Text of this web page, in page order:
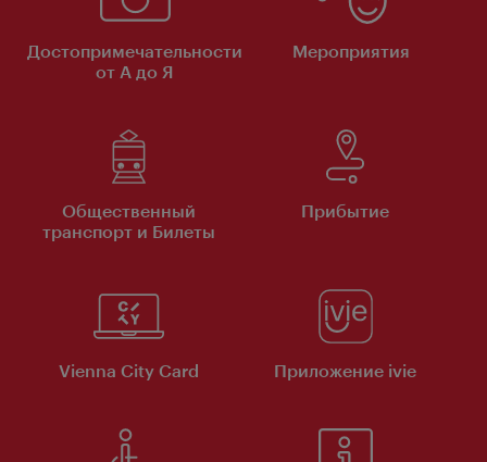
Достопримечательности
от А до Я
Мероприятия
Общественный
транспорт и Билеты
Прибытие
Vienna City Card Приложение ivie